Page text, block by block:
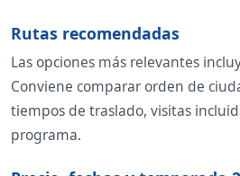
Rutas recomendadas
Las opciones más relevantes
Conviene comparar orden de
tiempos de traslado, visitas
programa.